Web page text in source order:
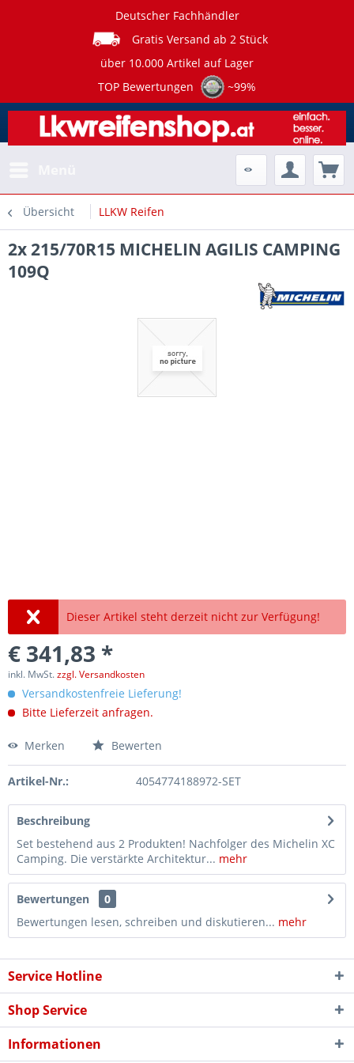
Deutscher Fachhändler
Gratis Versand ab 2 Stück
über 10.000 Artikel auf Lager
TOP Bewertungen
~99%
Übersicht LLKW Reifen
2x 215/70R15 MICHELIN AGILIS CAMPING
109Q
Dieser Artikel steht derzeit nicht zur Verfügung!
€ 341,83 *
inkl. MwSt.zzgl. Versandkosten
Versandkostenfreie Lieferung!
Bitte Lieferzeit anfragen.
Merken Bewerten
Artikel-Nr.: 4054774188972-SET
Beschreibung
Set bestehend aus 2 Produkten! Nachfolger des Michelin XC
Camping. Die verstärkte Architektur... mehr
Bewertungen
0
Bewertungen lesen, schreiben und diskutieren... mehr
Service Hotline
Shop Service
Informationen